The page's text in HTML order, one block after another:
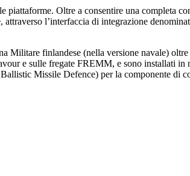
piattaforme. Oltre a consentire una
l’interfaccia di integrazione
Militare finlandese (nella versione navale)
e sulle fregate FREMM, e sono installati
Missile Defence) per la componente di